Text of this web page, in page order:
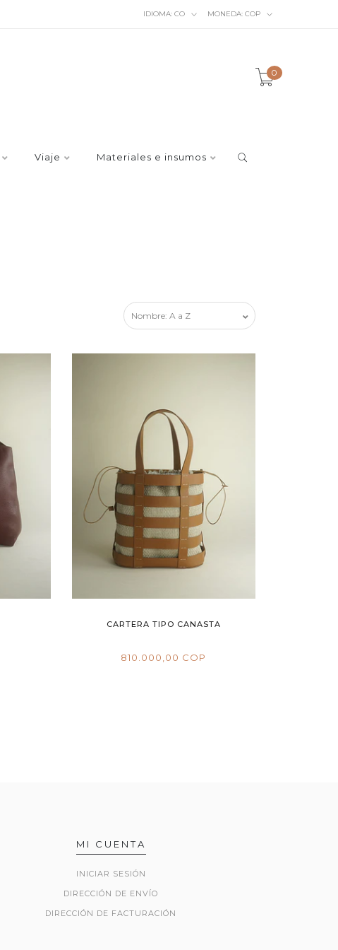
IDIOMA: CO MONEDA: COP
0
Viaje Materiales e insumos
CARTERA TIPO CANASTA
810.000,00 COP
MI CUENTA
INICIAR SESIÓN
DIRECCIÓN DE ENVÍO
DIRECCIÓN DE FACTURACIÓN